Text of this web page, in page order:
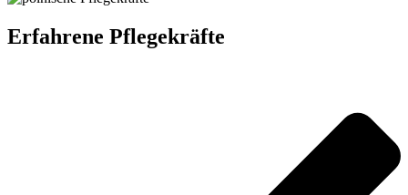
Erfahrene Pflegekräfte